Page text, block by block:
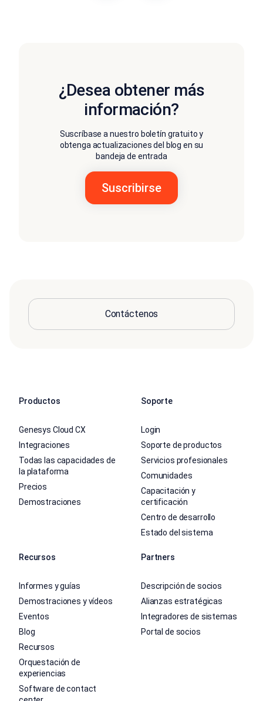
¿Desea obtener más
información?
Suscríbase a nuestro boletín gratuito y
obtenga actualizaciones del blog en su
bandeja de entrada
Contáctenos
Productos
Genesys Cloud CX
Integraciones
Todas las capacidades de
la plataforma
Precios
Demostraciones
Soporte
Login
Soporte de productos
Servicios profesionales
Comunidades
Capacitación y
certificación
Centro de desarrollo
Estado del sistema
Recursos
Informes y guías
Demostraciones y vídeos
Eventos
Blog
Recursos
Orquestación de
experiencias
Software de contact
Partners
Descripción de socios
Alianzas estratégicas
Integradores de sistemas
Portal de socios